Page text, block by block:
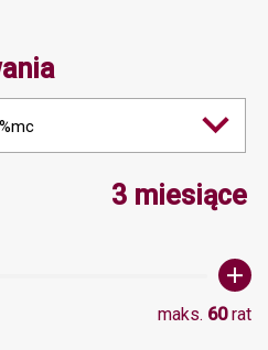
wartość 3,
3 miesiące
maks. 60rat